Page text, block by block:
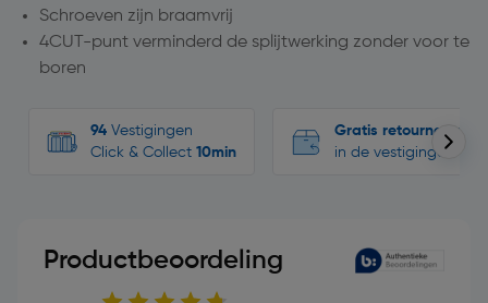
Schroeven zijn braamvrij
4CUT-punt verminderd de splijtwerking zonder voor te
boren
94 Vestigingen
Click & Collect 10min
Gratis retourneren
in de vestigingen
Productbeoordeling